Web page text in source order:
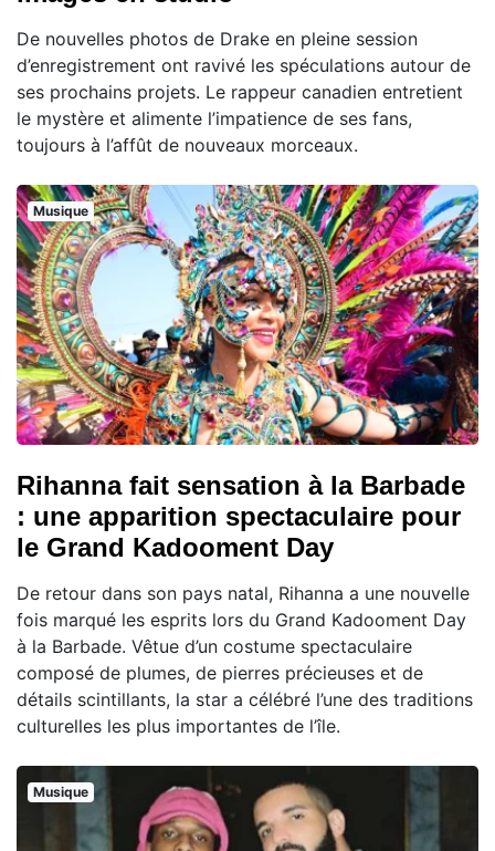
De nouvelles photos de Drake en pleine session
d’enregistrement ont ravivé les spéculations autour de
ses prochains projets. Le rappeur canadien entretient
le mystère et alimente l’impatience de ses fans,
toujours à l’affût de nouveaux morceaux.
Musique
Rihanna fait sensation à la Barbade
: une apparition spectaculaire pour
le Grand Kadooment Day
De retour dans son pays natal, Rihanna a une nouvelle
fois marqué les esprits lors du Grand Kadooment Day
à la Barbade. Vêtue d’un costume spectaculaire
composé de plumes, de pierres précieuses et de
détails scintillants, la star a célébré l’une des traditions
culturelles les plus importantes de l’île.
Musique